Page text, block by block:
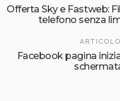
Offerta Sky e Fastweb:
telefono senza
Facebook pagina